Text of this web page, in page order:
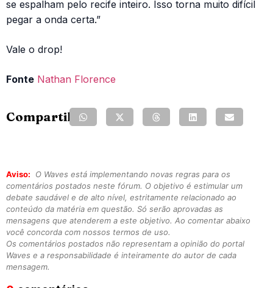
se espalham pelo recife inteiro. Isso torna muito difícil
pegar a onda certa.”
Vale o drop!
Fonte Nathan Florence
Compartilhe:
Aviso:
O Waves está implementando novas regras para os
comentários postados neste fórum. O objetivo é estimular um
debate saudável e de alto nível, estritamente relacionado ao
conteúdo da matéria em questão. Só serão aprovadas as
mensagens que atenderem a este objetivo. Ao comentar abaixo
você concorda com nossos termos de uso.
Os comentários postados não representam a opinião do portal
Waves e a responsabilidade é inteiramente do autor de cada
mensagem.